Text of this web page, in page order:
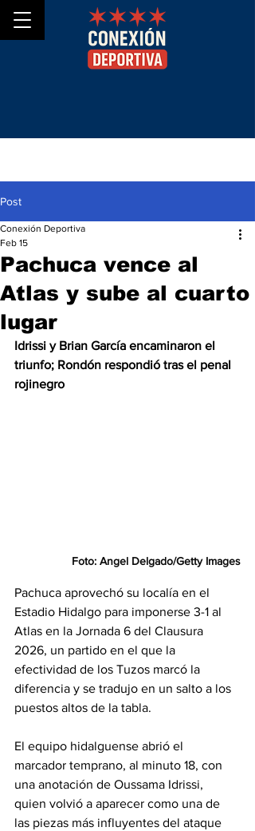
Post
Pachuca vence al
Atlas y sube al cuarto
lugar
Conexión Deportiva
Feb 15
Idrissi y Brian García encaminaron el
triunfo; Rondón respondió tras el penal
rojinegro
Foto: Angel Delgado/Getty Images
Pachuca aprovechó su localía en el
Estadio Hidalgo para imponerse 3-1 al
Atlas en la Jornada 6 del Clausura
2026, un partido en el que la
efectividad de los Tuzos marcó la
diferencia y se tradujo en un salto a los
puestos altos de la tabla.
El equipo hidalguense abrió el
marcador temprano, al minuto 18, con
una anotación de Oussama Idrissi,
quien volvió a aparecer como una de
las piezas más influyentes del ataque